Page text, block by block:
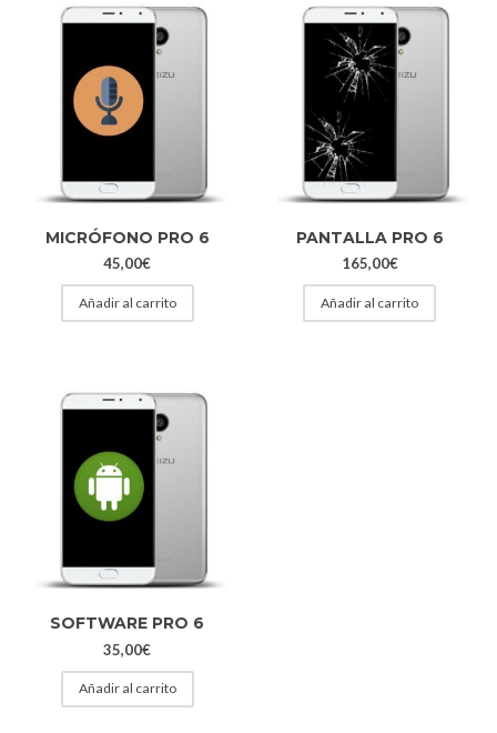
MICRÓFONO PRO 6
45,00€
Añadir al carrito
PANTALLA PRO 6
165,00€
Añadir al carrito
SOFTWARE PRO 6
35,00€
Añadir al carrito